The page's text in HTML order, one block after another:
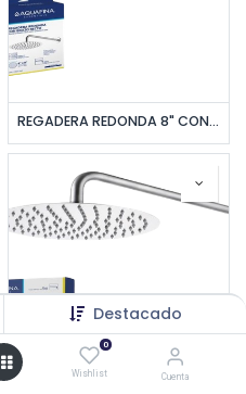
Destacado
0
Wishlist Cuenta
REGADERA REDONDA 8" CON BRAZO RECTO 40CM SATÍN UNID AQUAFINA